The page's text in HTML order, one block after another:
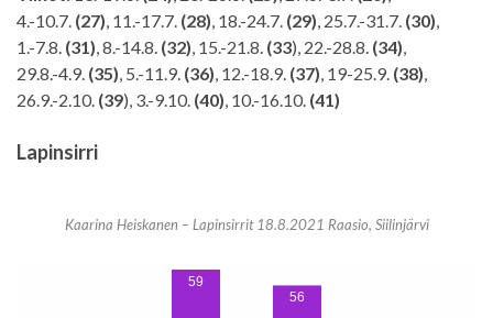
4.-10.7. (27), 11.-17.7. (28), 18.-24.7. (29), 25.7.-31.7. (30),
1.-7.8. (31), 8.-14.8. (32), 15.-21.8. (33), 22.-28.8. (34),
29.8.-4.9. (35), 5.-11.9. (36), 12.-18.9. (37), 19-25.9. (38),
26.9.-2.10. (39), 3.-9.10. (40), 10.-16.10. (41)
Lapinsirri
Kaarina Heiskanen – Lapinsirrit 18.8.2021 Raasio, Siilinjärvi